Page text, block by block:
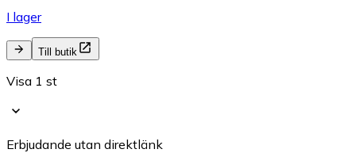
I lager
Till butik
Visa 1 st
Erbjudande utan direktlänk